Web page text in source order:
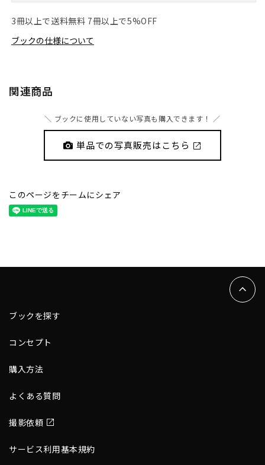
3冊以上で送料無料 7冊以上で5%OFF
ブックの仕様について
関連商品
＼ ブックに使用していない写真も購入できます！ ／
単品での写真販売はこちら
このページをチームにシェア
ブックを探す
コンセプト
購入方法
よくある質問
撮影依頼
サービス利用基本規約